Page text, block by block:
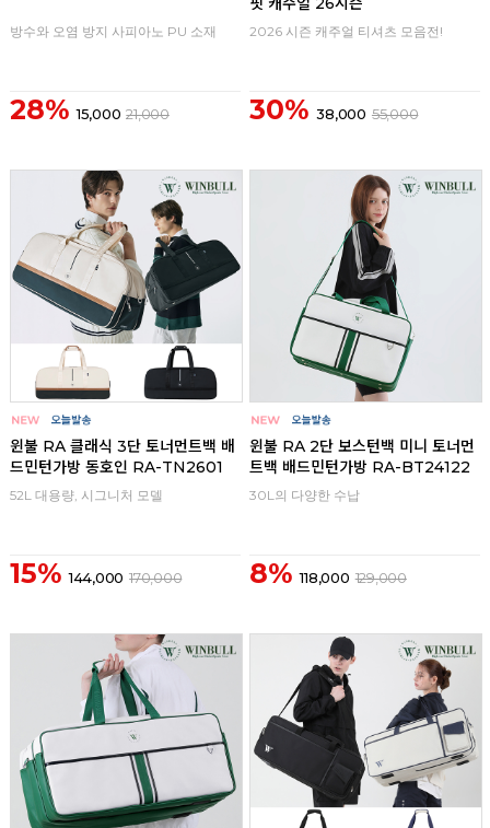
방수와 오염 방지 사피아노 PU 소재
28% 15,000 21,000
2026 시즌 캐주얼 티셔츠 모음전!
30% 38,000 55,000
윈불 RA 클래식 3단 토너먼트백 배
드민턴가방 동호인 RA-TN2601
52L 대용량, 시그니처 모델
15% 144,000 170,000
윈불 RA 2단 보스턴백 미니 토너먼
트백 배드민턴가방 RA-BT24122
30L의 다양한 수납
8% 118,000 129,000